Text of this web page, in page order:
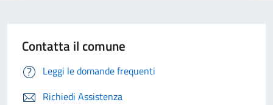
Contatta il comune
Leggi le domande frequenti
Richiedi Assistenza